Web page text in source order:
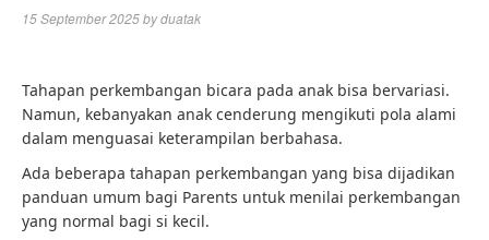
15 September 2025byduatak
Tahapan perkembangan bicara pada anak bisa bervariasi.
Namun, kebanyakan anak cenderung mengikuti pola alami
dalam menguasai keterampilan berbahasa.
Ada beberapa tahapan perkembangan yang bisa dijadikan
panduan umum bagi Parents untuk menilai perkembangan
yang normal bagi si kecil.